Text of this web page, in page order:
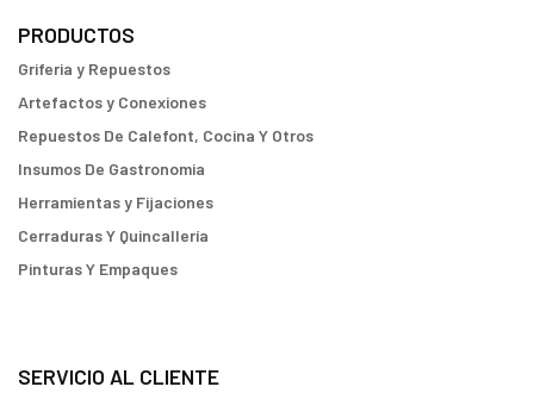
PRODUCTOS
Griferia y Repuestos
Artefactos y Conexiones
Repuestos De Calefont, Cocina Y Otros
Insumos De Gastronomia
Herramientas y Fijaciones
Cerraduras Y Quincallería
Pinturas Y Empaques
SERVICIO AL CLIENTE